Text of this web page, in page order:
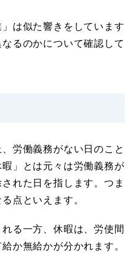
」は似た響きをしています
るのかについて確認して
労働義務がない日のこと
」とは元々は労働義務が
れた日を指します。つま
点といえます。
る一方、休暇は、労使間
か無給かが分かれます。